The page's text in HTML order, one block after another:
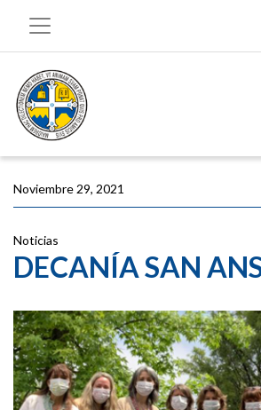
Noviembre 29, 2021
Noticias
DECANÍA SAN